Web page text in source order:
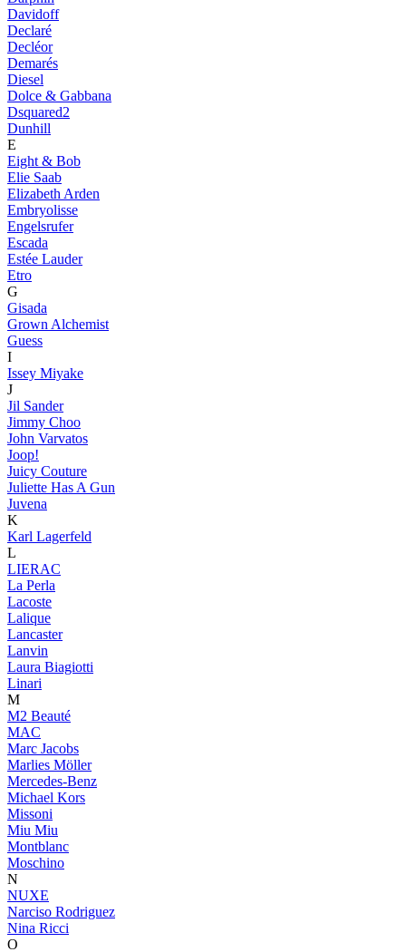
Davidoff
Declaré
Decléor
Demarés
Diesel
Dolce & Gabbana
Dsquared2
Dunhill
E
Eight & Bob
Elie Saab
Elizabeth Arden
Embryolisse
Engelsrufer
Escada
Estée Lauder
Etro
G
Gisada
Grown Alchemist
Guess
I
Issey Miyake
J
Jil Sander
Jimmy Choo
John Varvatos
Joop!
Juicy Couture
Juliette Has A Gun
Juvena
K
Karl Lagerfeld
L
LIERAC
La Perla
Lacoste
Lalique
Lancaster
Lanvin
Laura Biagiotti
Linari
M
M2 Beauté
MAC
Marc Jacobs
Marlies Möller
Mercedes-Benz
Michael Kors
Missoni
Miu Miu
Montblanc
Moschino
N
NUXE
Narciso Rodriguez
Nina Ricci
O